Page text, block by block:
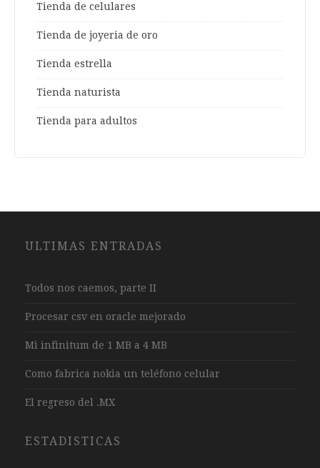
Tienda de celulares
Tienda de joyeria de oro
Tienda estrella
Tienda naturista
Tienda para adultos
ULTIMAS ENTRADAS
Todos nos caemos, parte II
Procesar csv en oracle mejorado
Mi infinitum de 1 MB a 4 MB
Como fabrica nokia un teléfono celular
El regreso del .MX
ESTADISTICAS